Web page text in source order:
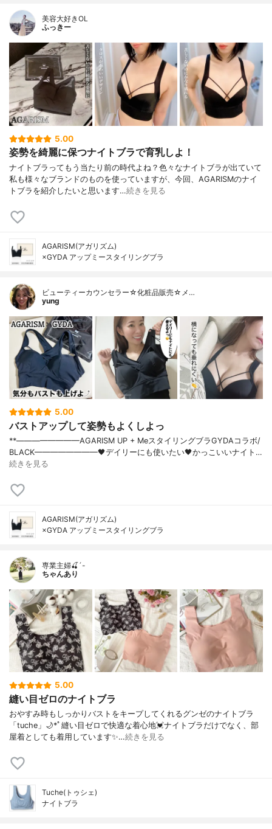
美容大好きOL
ふっきー
5.00
姿勢を綺麗に保つナイトブラで育乳しよ！
ナイトブラってもう当たり前の時代よね？色々なナイトブラが出ていて
私も様々なブランドのものを使っていますが、今回、AGARISMのナイ
トブラを紹介したいと思います…続きを見る
AGARISM(アガリズム)
×GYDA アップミースタイリングブラ
ビューティーカウンセラー☆化粧品販売☆メ…
yung
5.00
バストアップして姿勢もよくしよっ
**⁡————————⁡AGARISM UP + Meスタイリングブラ⁡GYDAコラボ/
BLACK————————⁡⁡🖤デイリーにも使いたい🖤かっこいいナイト…
続きを見る
AGARISM(アガリズム)
×GYDA アップミースタイリングブラ
専業主婦🍒´-
ちゃんあり
5.00
縫い目ゼロのナイトブラ
おやすみ時もしっかりバストをキープしてくれるグンゼのナイトブラ
「tuche」🌙*ﾟ縫い目ゼロで快適な着心地💓ナイトブラだけでなく、部
屋着としても着用しています✨…続きを見る
Tuche(トゥシェ)
ナイトブラ